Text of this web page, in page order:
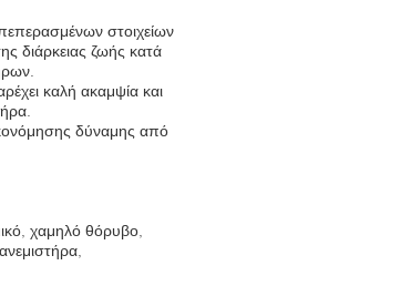
στοιχείων
διάρκειας ζωής κατά
καλή ακαμψία και
δύναμης από
χαμηλό θόρυβο,